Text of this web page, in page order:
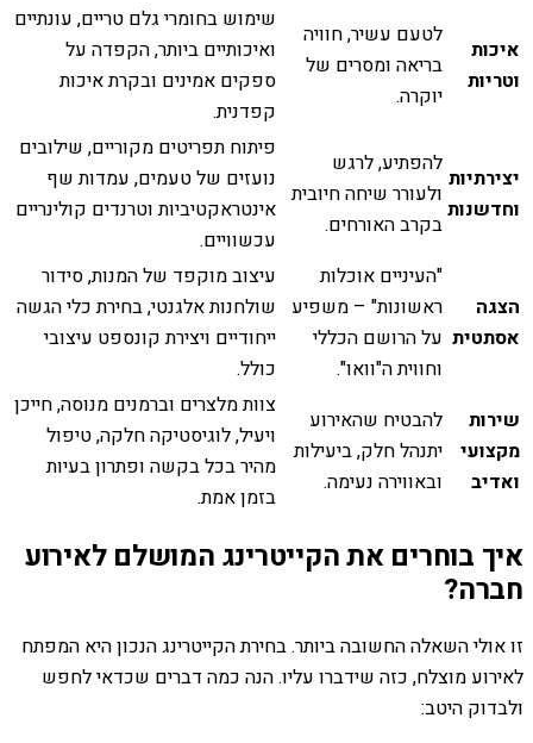
איכות
וטריות
לטעם עשיר, חוויה
בריאה ומסרים של
יוקרה.
שימוש בחומרי גלם טריים, עונתיים
ואיכותיים ביותר, הקפדה על
ספקים אמינים ובקרת איכות
קפדנית.
יצירתיות
וחדשנות
להפתיע, לרגש
ולעורר שיחה חיובית
בקרב האורחים.
פיתוח תפריטים מקוריים, שילובים
נועזים של טעמים, עמדות שף
אינטראקטיביות וטרנדים קולינריים
עכשוויים.
הצגה
אסתטית
"העיניים אוכלות
ראשונות" – משפיע
על הרושם הכללי
וחווית ה"וואו".
עיצוב מוקפד של המנות, סידור
שולחנות אלגנטי, בחירת כלי הגשה
ייחודיים ויצירת קונספט עיצובי
כולל.
שירות
מקצועי
ואדיב
להבטיח שהאירוע
יתנהל חלק, ביעילות
ובאווירה נעימה.
צוות מלצרים וברמנים מנוסה, חייכן
ויעיל, לוגיסטיקה חלקה, טיפול
מהיר בכל בקשה ופתרון בעיות
בזמן אמת.
איך בוחרים את הקייטרינג המושלם לאירוע
חברה?
זו אולי השאלה החשובה ביותר. בחירת הקייטרינג הנכון היא המפתח
לאירוע מוצלח, כזה שידברו עליו. הנה כמה דברים שכדאי לחפש
ולבדוק היטב: